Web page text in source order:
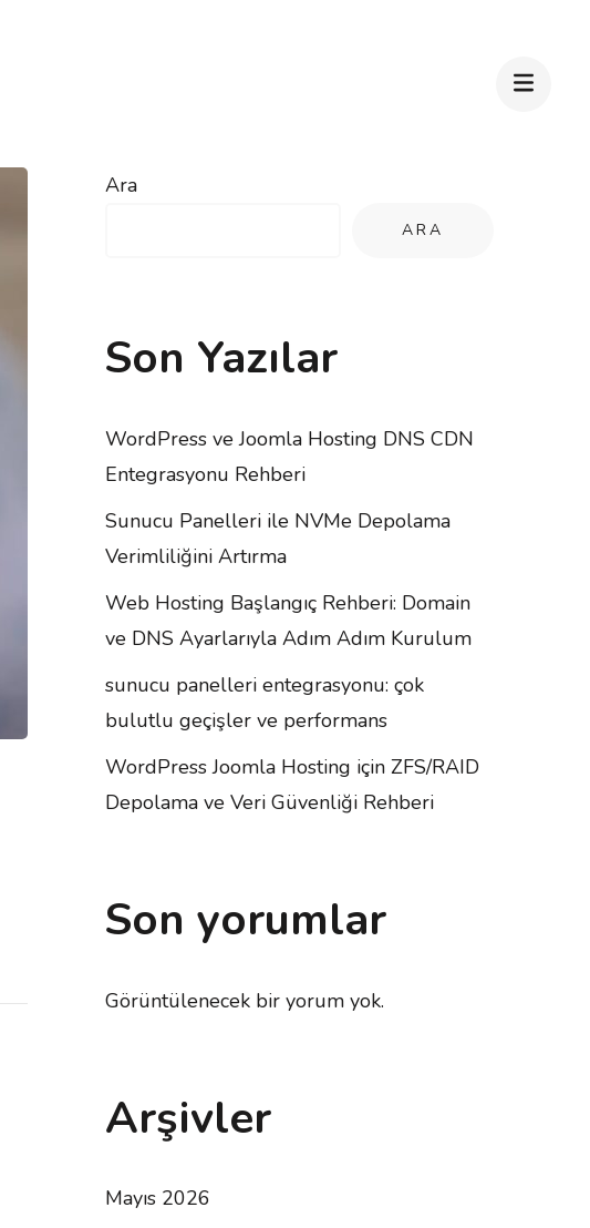
Ara
ARA
Son Yazılar
WordPress ve Joomla Hosting DNS CDN
Entegrasyonu Rehberi
Sunucu Panelleri ile NVMe Depolama
Verimliliğini Artırma
Web Hosting Başlangıç Rehberi: Domain
ve DNS Ayarlarıyla Adım Adım Kurulum
sunucu panelleri entegrasyonu: çok
bulutlu geçişler ve performans
WordPress Joomla Hosting için ZFS/RAID
Depolama ve Veri Güvenliği Rehberi
Son yorumlar
Görüntülenecek bir yorum yok.
Arşivler
Mayıs 2026